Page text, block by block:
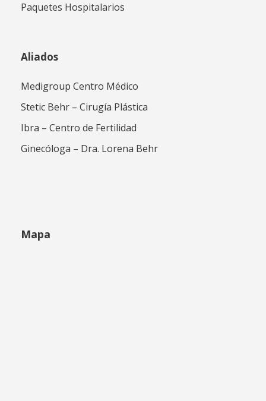
Paquetes Hospitalarios
Aliados
Medigroup Centro Médico
Stetic Behr – Cirugía Plástica
Ibra – Centro de Fertilidad
Ginecóloga – Dra. Lorena Behr
Mapa